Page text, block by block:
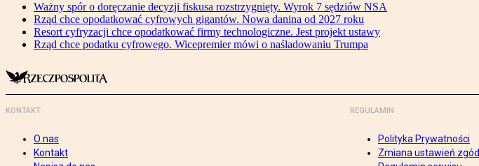
Ważny spór o doręczanie decyzji fiskusa rozstrzygnięty. Wyrok 7 sędziów NSA
Rząd chce opodatkować cyfrowych gigantów. Nowa danina od 2027 roku
Resort cyfryzacji chce opodatkować firmy technologiczne. Jest projekt ustawy
Rząd chce podatku cyfrowego. Wicepremier mówi o naśladowaniu Trumpa
KONTAKT
O nas
Kontakt
REGULAMIN
Polityka Prywatności
Zmiana ustawień zgód